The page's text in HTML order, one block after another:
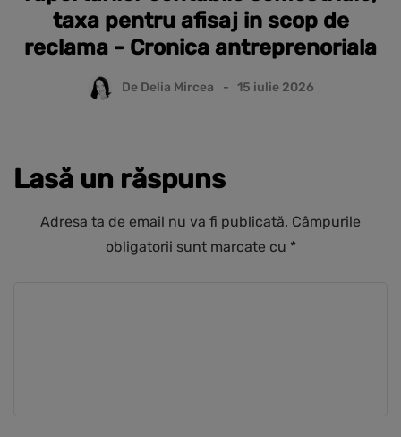
taxa pentru afisaj in scop de
reclama - Cronica antreprenoriala
De Delia Mircea 15 iulie 2026
Lasă un răspuns
Adresa ta de email nu va fi publicată. Câmpurile
obligatorii sunt marcate cu *